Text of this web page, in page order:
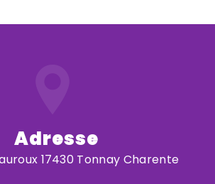
Adresse
17430 Tonnay Charente